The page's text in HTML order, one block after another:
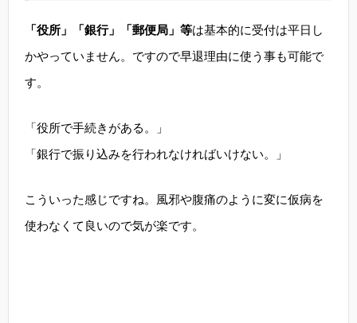
「役所」「銀行」「郵便局」等は基本的に受付は平日し
かやっていません。ですので早退理由に使う事も可能で
す。
「役所で手続きがある。」
「銀行で振り込みを行われなければいけない。」
こういった感じですね。風邪や腹痛のように変に仮病を
使わなくて良いので気が楽です。